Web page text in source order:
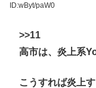
ID:wByt/paW0
>>11
高市は、炎上系
こうすれば炎上